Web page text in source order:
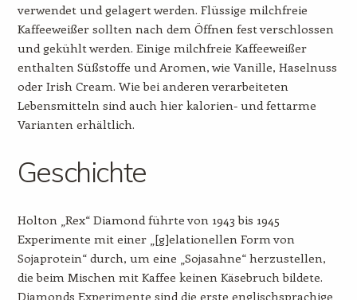
verwendet und gelagert werden. Flüssige milchfreie
Kaffeeweißer sollten nach dem Öffnen fest verschlossen
und gekühlt werden. Einige milchfreie Kaffeeweißer
enthalten Süßstoffe und Aromen, wie Vanille, Haselnuss
oder Irish Cream. Wie bei anderen verarbeiteten
Lebensmitteln sind auch hier kalorien- und fettarme
Varianten erhältlich.
Geschichte
Holton „Rex“ Diamond führte von 1943 bis 1945
Experimente mit einer „[g]elationellen Form von
Sojaprotein“ durch, um eine „Sojasahne“ herzustellen,
die beim Mischen mit Kaffee keinen Käsebruch bildete.
Diamonds Experimente sind die erste englischsprachige